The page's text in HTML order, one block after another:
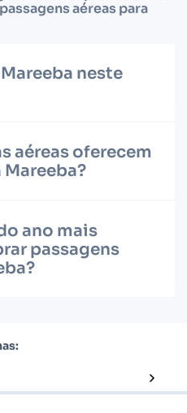
aéreas para
neste
aéreas oferecem
ano mais
passagens